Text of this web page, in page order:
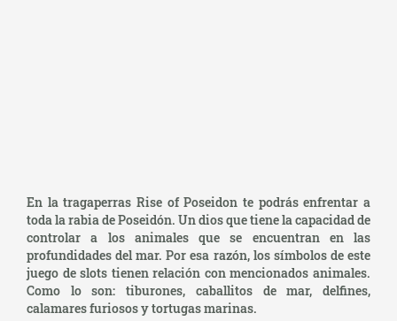
En la tragaperras Rise of Poseidon te podrás enfrentar a
toda la rabia de Poseidón. Un dios que tiene la capacidad de
controlar a los animales que se encuentran en las
profundidades del mar. Por esa razón, los símbolos de este
juego de slots tienen relación con mencionados animales.
Como lo son: tiburones, caballitos de mar, delfines,
calamares furiosos y tortugas marinas.